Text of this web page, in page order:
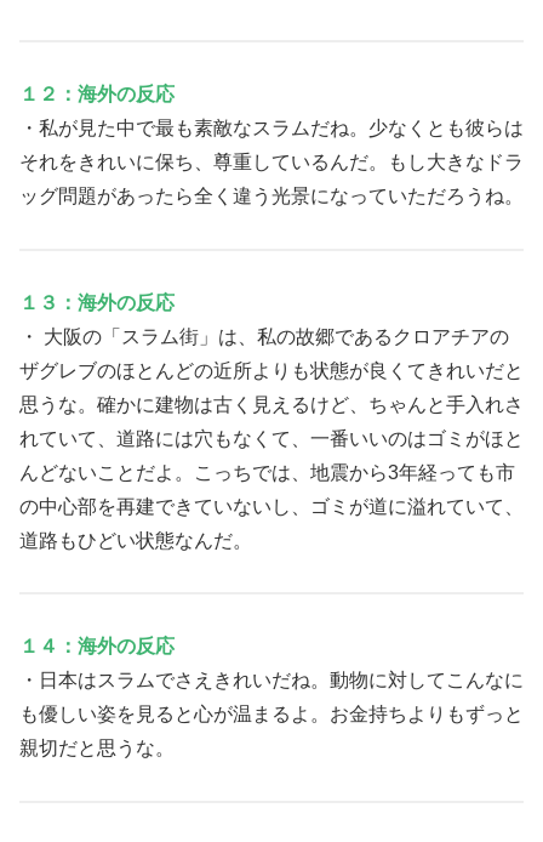
１２：海外の反応
・私が見た中で最も素敵なスラムだね。少なくとも彼らは
それをきれいに保ち、尊重しているんだ。もし大きなドラ
ッグ問題があったら全く違う光景になっていただろうね。
１３：海外の反応
・ 大阪の「スラム街」は、私の故郷であるクロアチアの
ザグレブのほとんどの近所よりも状態が良くてきれいだと
思うな。確かに建物は古く見えるけど、ちゃんと手入れさ
れていて、道路には穴もなくて、一番いいのはゴミがほと
んどないことだよ。こっちでは、地震から3年経っても市
の中心部を再建できていないし、ゴミが道に溢れていて、
道路もひどい状態なんだ。
１４：海外の反応
・日本はスラムでさえきれいだね。動物に対してこんなに
も優しい姿を見ると心が温まるよ。お金持ちよりもずっと
親切だと思うな。